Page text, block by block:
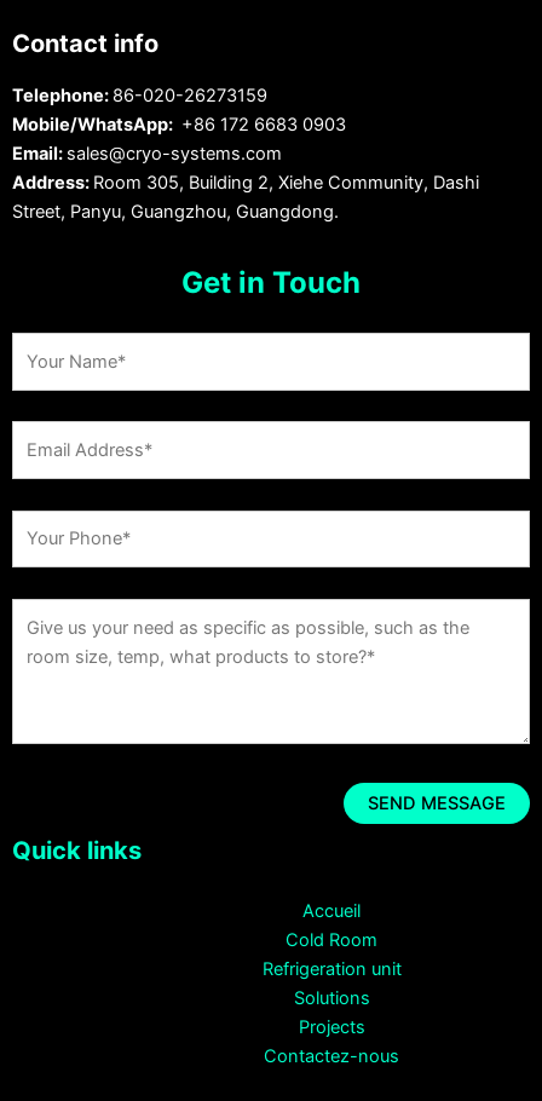
Contact info
Telephone: 86-020-26273159
Mobile/WhatsApp: +86 172 6683 0903
Email: sales@cryo-systems.com
Address: Room 305, Building 2, Xiehe Community, Dashi
Street, Panyu, Guangzhou, Guangdong.
Get in Touch
Quick links
Accueil
Cold Room
Refrigeration unit
Solutions
Projects
Contactez-nous